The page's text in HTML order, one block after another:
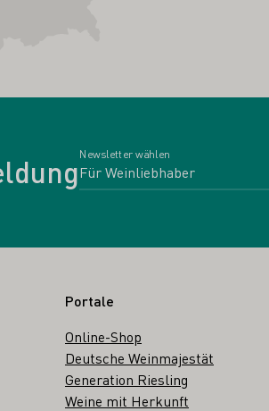
Newsletter wählen
Portale
Online-Shop
Deutsche Weinmajestät
Generation Riesling
Weine mit Herkunft